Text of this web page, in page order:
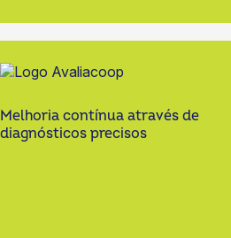
Melhoria contínua através de
diagnósticos precisos